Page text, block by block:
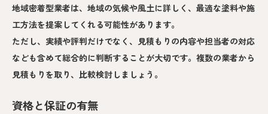
地域密着型業者は、地域の気候や風土に詳しく、最適な塗料や施
工方法を提案してくれる可能性があります。
ただし、実績や評判だけでなく、見積もりの内容や担当者の対応
なども含めて総合的に判断することが大切です。複数の業者から
見積もりを取り、比較検討しましょう。
資格と保証の有無